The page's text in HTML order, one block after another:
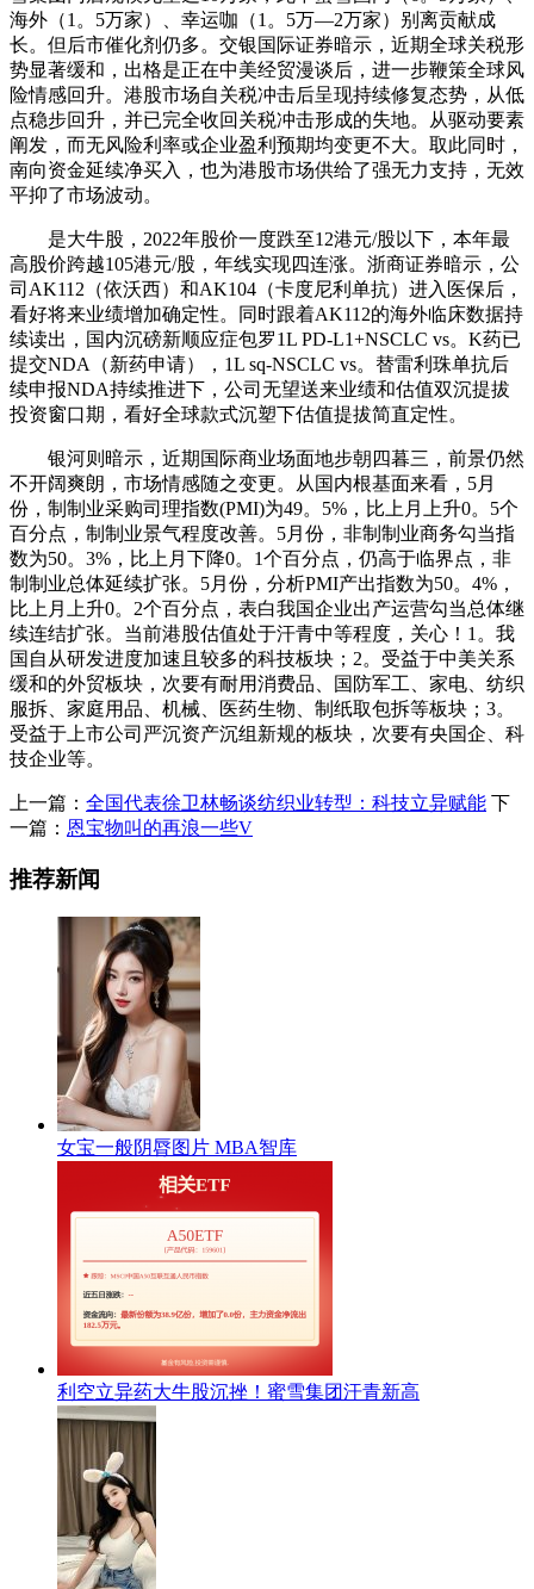
海外（1。5万家）、幸运咖（1。5万—2万家）别离贡献成
长。但后市催化剂仍多。交银国际证券暗示，近期全球关税形
势显著缓和，出格是正在中美经贸漫谈后，进一步鞭策全球风
险情感回升。港股市场自关税冲击后呈现持续修复态势，从低
点稳步回升，并已完全收回关税冲击形成的失地。从驱动要素
阐发，而无风险利率或企业盈利预期均变更不大。取此同时，
南向资金延续净买入，也为港股市场供给了强无力支持，无效
平抑了市场波动。
是大牛股，2022年股价一度跌至12港元/股以下，本年最
高股价跨越105港元/股，年线实现四连涨。浙商证券暗示，公
司AK112（依沃西）和AK104（卡度尼利单抗）进入医保后，
看好将来业绩增加确定性。同时跟着AK112的海外临床数据持
续读出，国内沉磅新顺应症包罗1L PD-L1+NSCLC vs。K药已
提交NDA（新药申请），1L sq-NSCLC vs。替雷利珠单抗后
续申报NDA持续推进下，公司无望送来业绩和估值双沉提拔
投资窗口期，看好全球款式沉塑下估值提拔简直定性。
银河则暗示，近期国际商业场面地步朝四暮三，前景仍然
不开阔爽朗，市场情感随之变更。从国内根基面来看，5月
份，制制业采购司理指数(PMI)为49。5%，比上月上升0。5个
百分点，制制业景气程度改善。5月份，非制制业商务勾当指
数为50。3%，比上月下降0。1个百分点，仍高于临界点，非
制制业总体延续扩张。5月份，分析PMI产出指数为50。4%，
比上月上升0。2个百分点，表白我国企业出产运营勾当总体继
续连结扩张。当前港股估值处于汗青中等程度，关心！1。我
国自从研发进度加速且较多的科技板块；2。受益于中美关系
缓和的外贸板块，次要有耐用消费品、国防军工、家电、纺织
服拆、家庭用品、机械、医药生物、制纸取包拆等板块；3。
受益于上市公司严沉资产沉组新规的板块，次要有央国企、科
技企业等。
上一篇： 全国代表徐卫林畅谈纺织业转型：科技立异赋能 下
一篇： 恩宝物叫的再浪一些V
推荐新闻
女宝一般阴脣图片 MBA智库
利空立异药大牛股沉挫！蜜雪集团汗青新高